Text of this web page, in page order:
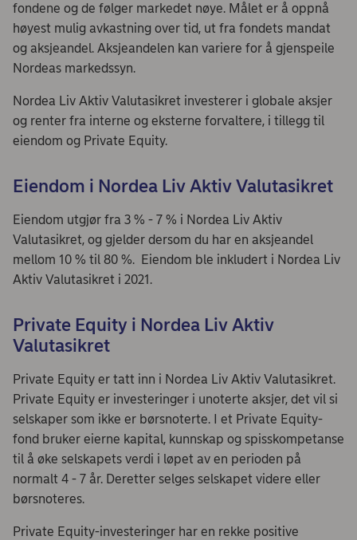
fondene og de følger markedet nøye. Målet er å oppnå
høyest mulig avkastning over tid, ut fra fondets mandat
og aksjeandel. Aksjeandelen kan variere for å gjenspeile
Nordeas markedssyn.
Nordea Liv Aktiv Valutasikret investerer i globale aksjer
og renter fra interne og eksterne forvaltere, i tillegg til
eiendom og Private Equity.
Eiendom i Nordea Liv Aktiv Valutasikret
Eiendom utgjør fra 3 % - 7 % i Nordea Liv Aktiv
Valutasikret, og gjelder dersom du har en aksjeandel
mellom 10 % til 80 %. Eiendom ble inkludert i Nordea Liv
Aktiv Valutasikret i 2021.
Private Equity i Nordea Liv Aktiv
Valutasikret
Private Equity er tatt inn i Nordea Liv Aktiv Valutasikret.
Private Equity er investeringer i unoterte aksjer, det vil si
selskaper som ikke er børsnoterte. I et Private Equity-
fond bruker eierne kapital, kunnskap og spisskompetanse
til å øke selskapets verdi i løpet av en perioden på
normalt 4 - 7 år. Deretter selges selskapet videre eller
børsnoteres.
Private Equity-investeringer har en rekke positive